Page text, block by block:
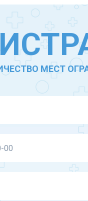
МЕСТ